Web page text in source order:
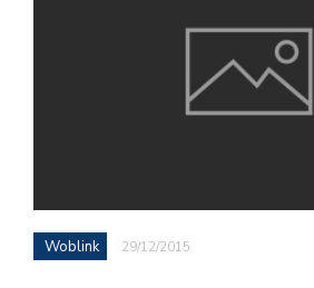
Woblink 29/12/2015